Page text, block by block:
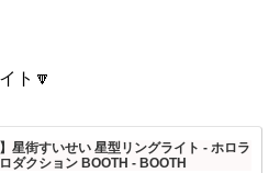
ト🔽
】星街すいせい 星型リングライト - ホロラ
ダクション BOOTH - BOOTH